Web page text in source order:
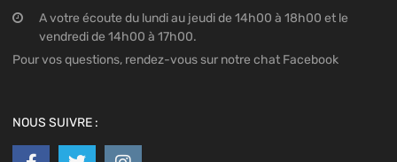
A votre écoute du lundi au jeudi de 14h00 à 18h00 et le
vendredi de 14h00 à 17h00.
Pour vos questions, rendez-vous sur notre chat Facebook
NOUS SUIVRE :